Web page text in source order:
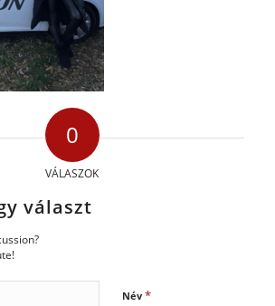
0
VÁLASZOK
választ
Név *